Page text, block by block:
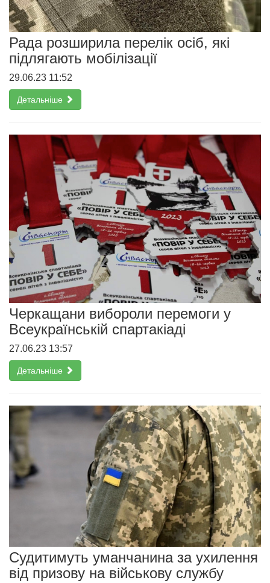
Рада розширила перелік осіб, які
підлягають мобілізації
29.06.23 11:52
Детальніше
Черкащани вибороли перемоги у
Всеукраїнській спартакіаді
27.06.23 13:57
Детальніше
Судитимуть уманчанина за ухилення
від призову на військову службу